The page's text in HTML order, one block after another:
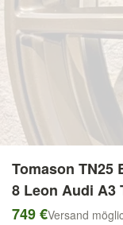
Anzeige
Tomason TN25
8 Leon Audi A3
749 €Versand